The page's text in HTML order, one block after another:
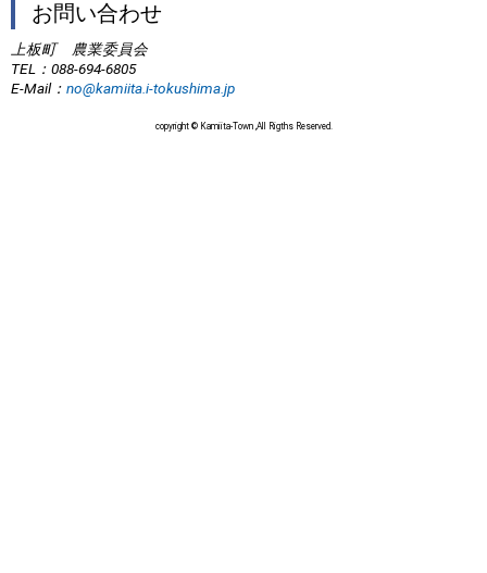
お問い合わせ
上板町 農業委員会
TEL ：088-694-6805
E-Mail： no@kamiita.i-tokushima.jp
copyright © Kamiita-Town ,All Rigths Reserved.